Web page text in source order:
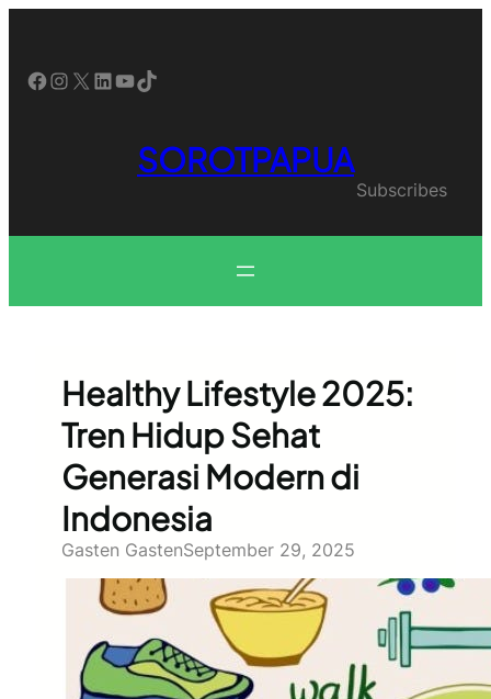
Facebook InstagramX LinkedIn YouTube TikTok
SOROTPAPUA
Subscribes
Healthy Lifestyle 2025:
Tren Hidup Sehat
Generasi Modern di
Indonesia
Gasten GastenSeptember 29, 2025